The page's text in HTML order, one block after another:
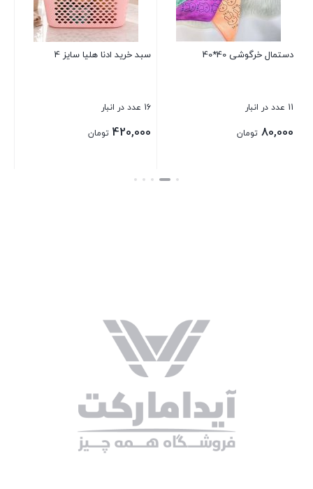
دستمال خرگوشی 40*40
11 عدد در انبار
80,000 تومان
سبد خرید ادنا هلیا سایز 4
16 عدد در انبار
420,000 تومان
بستن